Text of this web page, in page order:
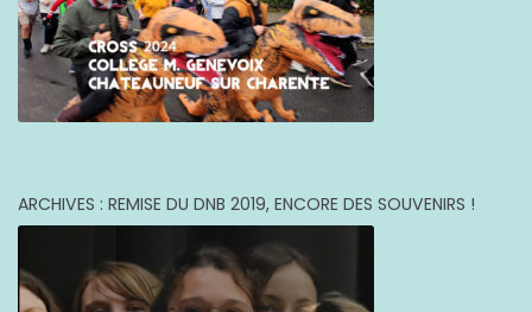
ARCHIVES : REMISE DU DNB 2019, ENCORE DES SOUVENIRS !